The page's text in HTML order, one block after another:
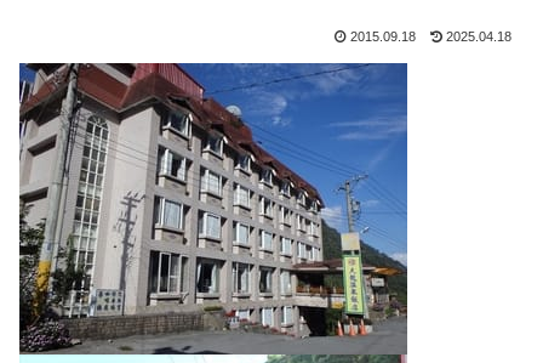
2015.09.18 2025.04.18